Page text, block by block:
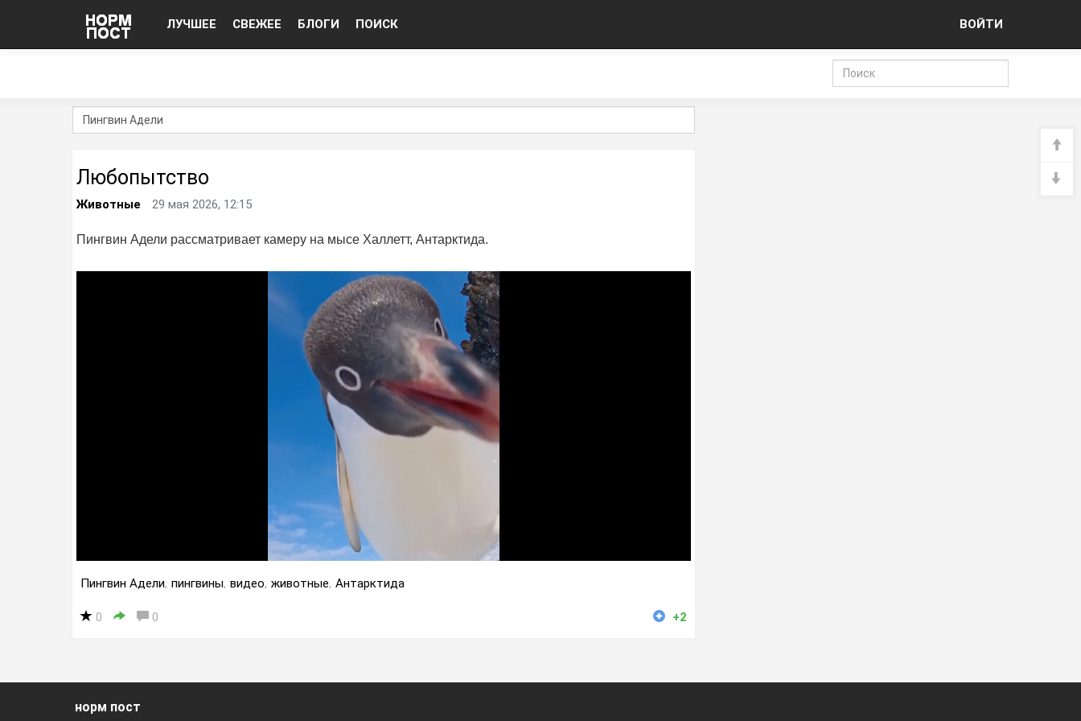
ЛУЧШЕЕ СВЕЖЕЕ БЛОГИ ПОИСК ВОЙТИ
Любопытство
Животные 29 мая 2026, 12:15
Пингвин Адели рассматривает камеру на мысе Халлетт, Антарктида.
Пингвин Адели, пингвины, видео, животные, Антарктида
0 0 +2
норм пост